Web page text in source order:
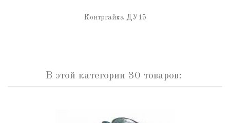
Контргайка ДУ15
В этой категории 30 товаров: